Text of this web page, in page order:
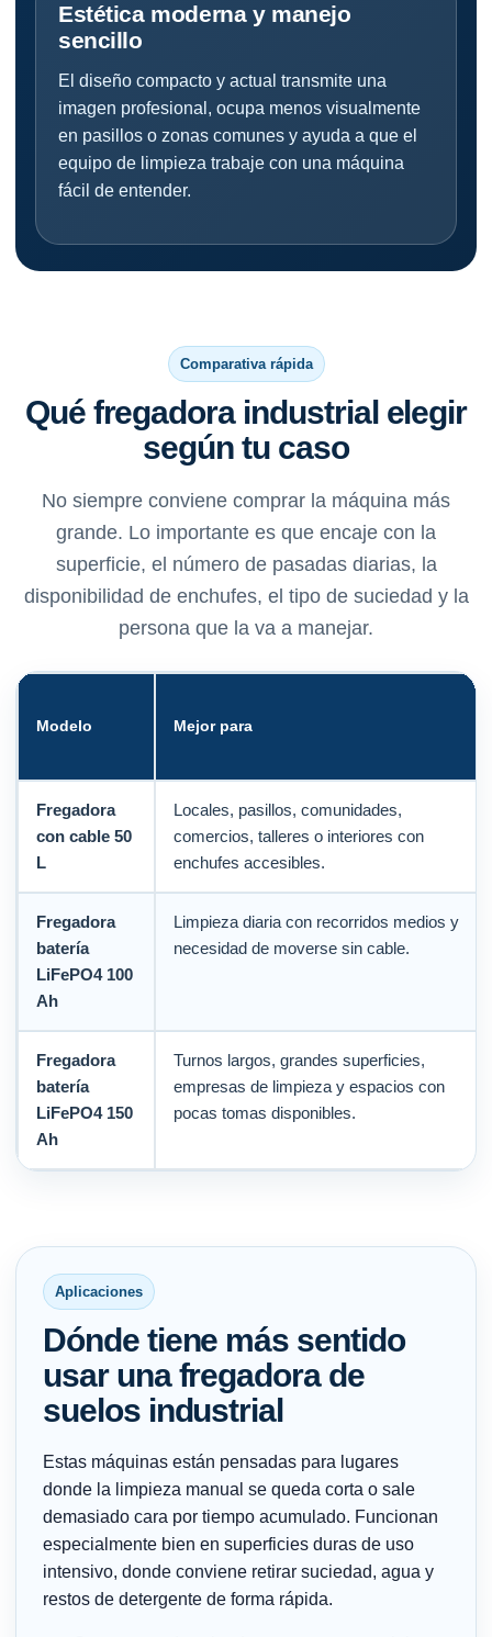
Estética moderna y manejo
sencillo
El diseño compacto y actual transmite una
imagen profesional, ocupa menos visualmente
en pasillos o zonas comunes y ayuda a que el
equipo de limpieza trabaje con una máquina
fácil de entender.
Comparativa rápida
Qué fregadora industrial elegir
según tu caso
No siempre conviene comprar la máquina más
grande. Lo importante es que encaje con la
superficie, el número de pasadas diarias, la
disponibilidad de enchufes, el tipo de suciedad y la
persona que la va a manejar.
Modelo Mejor para
Fregadora
con cable 50
L
Locales, pasillos, comunidades,
comercios, talleres o interiores con
enchufes accesibles.
Fregadora
batería
LiFePO4 100
Ah
Limpieza diaria con recorridos medios y
necesidad de moverse sin cable.
Fregadora
batería
LiFePO4 150
Ah
Turnos largos, grandes superficies,
empresas de limpieza y espacios con
pocas tomas disponibles.
Aplicaciones
Dónde tiene más sentido
usar una fregadora de
suelos industrial
Estas máquinas están pensadas para lugares
donde la limpieza manual se queda corta o sale
demasiado cara por tiempo acumulado. Funcionan
especialmente bien en superficies duras de uso
intensivo, donde conviene retirar suciedad, agua y
restos de detergente de forma rápida.